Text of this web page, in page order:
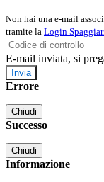
Non hai una e-mail
tramite la Login
E-mail inviata, si
Errore
Chiudi
Successo
Chiudi
Informazione